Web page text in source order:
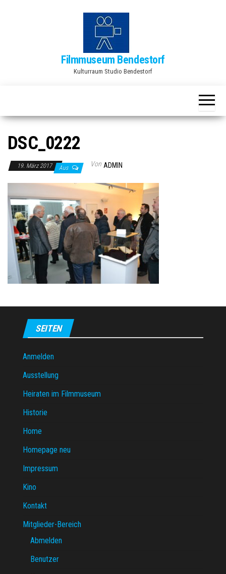
Filmmuseum Bendestorf
Kulturraum Studio Bendestorf
DSC_0222
19. März 2017 Aus Von ADMIN
SEITEN
Anmelden
Ausstellung
Heiraten im Filmmuseum
Historie
Home
Homepage neu
Impressum
Kino
Kontakt
Mitglieder-Bereich
Abmelden
Benutzer